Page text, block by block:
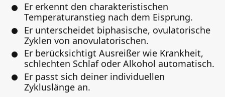
Er erkennt den charakteristischen
Temperaturanstieg nach dem Eisprung.
Er unterscheidet biphasische, ovulatorische
Zyklen von anovulatorischen.
Er berücksichtigt Ausreißer wie Krankheit,
schlechten Schlaf oder Alkohol automatisch.
Er passt sich deiner individuellen
Zykluslänge an.